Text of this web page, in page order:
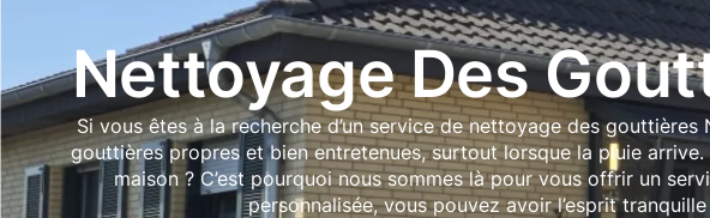
Nettoyage Des
Si vous êtes à la recherche d’un service de nettoyage des
gouttières propres et bien entretenues, surtout lorsque la pluie
maison ? C’est pourquoi nous sommes là pour vous offrir un
personnalisée, vous pouvez avoir l’esprit